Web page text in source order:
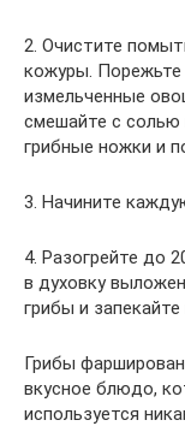
2. Очистите
кожуры.
измельченные
смешайте с солью
грибные ножки и
3. Начините
4. Разогрейте до
в духовку
грибы и запекайте
Грибы
вкусное блюдо,
используется